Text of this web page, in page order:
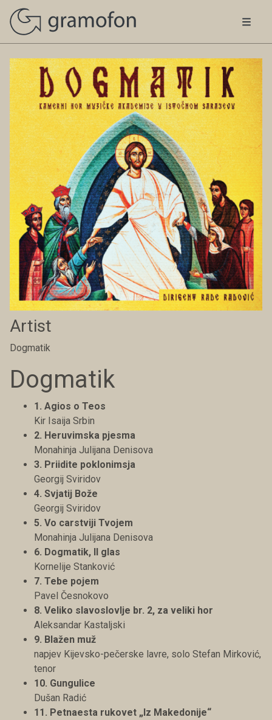
Artist
Dogmatik
Dogmatik
1. Agios o Teos
Kir Isaija Srbin
2. Heruvimska pjesma
Monahinja Julijana Denisova
3. Priidite poklonimsja
Georgij Sviridov
4. Svjatij Bože
Georgij Sviridov
5. Vo carstviji Tvojem
Monahinja Julijana Denisova
6. Dogmatik, II glas
Kornelije Stanković
7. Tebe pojem
Pavel Česnokovo
8. Veliko slavoslovlje br. 2, za veliki hor
Aleksandar Kastaljski
9. Blažen muž
napjev Kijevsko-pečerske lavre, solo Stefan Mirković,
tenor
10. Gungulice
Dušan Radić
11. Petnaesta rukovet „Iz Makedonije“